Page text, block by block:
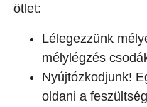
ötlet:
Lélegezzünk
mélylégzés
Nyújtózkodjunk!
oldani a